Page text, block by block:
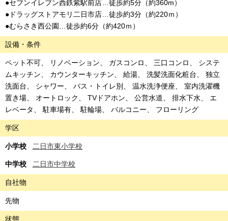
●セブンイレブン西鉄紫駅前店…徒歩約5分（約360m）
●ドラッグストアモリ二日市店…徒歩約3分（約220ｍ）
●むらさき西公園…徒歩約6分（約420ｍ）
設備・条件
ペット不可 リノベーション ガスコンロ 三口コンロ
システ
ムキッチン
カウンターキッチン 給湯 洗髪洗面化粧台
独立
洗面台
シャワー バス・トイレ別 温水洗浄便座
室内洗濯機
置き場
オートロック TVドアホン 公営水道 排水下水
エ
レベータ
駐車場有 駐輪場 バルコニー フローリング
学区
小学校 二日市東小学校
中学校 二日市中学校
自社物
先物
状態